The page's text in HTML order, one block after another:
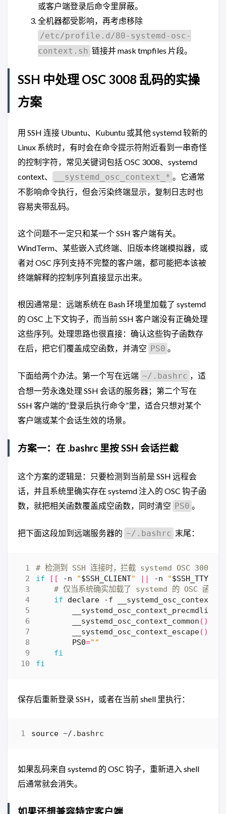
或客户端登录后命令里屏蔽。
全机器都受影响，再考虑移除
/etc/profile.d/80-systemd-osc-
context.sh 链接并 mask tmpfiles 片段。
SSH 中处理 OSC 3008 乱码的实操
方案
用 SSH 连接 Ubuntu、Kubuntu 或其他 systemd 较新的
Linux 系统时，有时会在命令提示符附近看到一串奇怪
的控制字符，常见关键词包括 OSC 3008、systemd
context、
__systemd_osc_context_* 。它通常
不影响命令执行，但会污染终端显示，复制日志时也
容易夹带乱码。
这个问题不一定只和某一个 SSH 客户端有关。
WindTerm、某些嵌入式终端、旧版本终端模拟器，或
者对 OSC 序列支持不完整的客户端，都可能把本该被
终端解释的控制序列直接显示出来。
根因通常是：远端系统在 Bash 环境里加载了 systemd
的 OSC 上下文钩子，而当前 SSH 客户端没有正确处理
这些序列。处理思路也很直接：确认这些钩子函数存
在后，把它们覆盖成空函数，并清空 PS0 。
下面给两个办法。第一个写在远端 ~/.bashrc ，适
合想一劳永逸处理 SSH 会话的服务器；第二个写在
SSH 客户端的“登录后执行命令”里，适合只想对某个
客户端或某个会话生效的场景。
方案一：在 .bashrc 里按 SSH 会话拦截
这个方案的逻辑是：只要检测到当前是 SSH 远程会
话，并且系统里确实存在 systemd 注入的 OSC 钩子函
数，就把相关函数覆盖成空函数，同时清空 PS0 。
把下面这段加到远端服务器的 ~/.bashrc 末尾：
# 检测到 SSH 连接时，拦截 systemd OSC 3008 等
if
[[ -n "$SSH_CLIENT" || -n "$SSH_TTY
# 仅当系统确实加载了 systemd 的 OSC 函数时
if
declare -f
        __systemd_osc_context_precmdline
        __systemd_osc_context_common
()
        __systemd_osc_context_escape
()
PS0=""
fi
fi
保存后重新登录 SSH，或者在当前 shell 里执行：
source
如果乱码来自 systemd 的 OSC 钩子，重新进入 shell
后通常就会消失。
如果还想兼容特定客户端